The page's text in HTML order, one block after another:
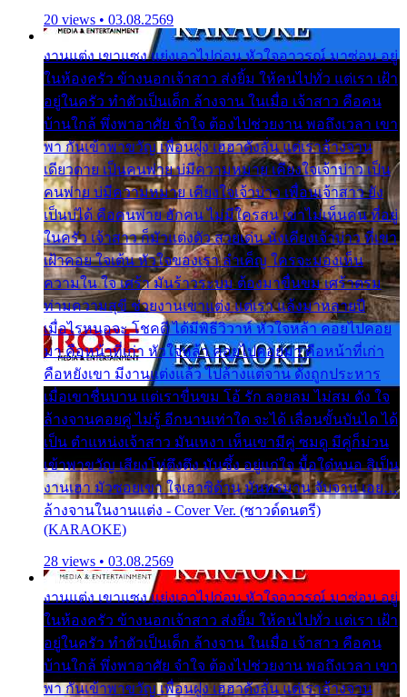
20 views • 03.08.2569
งานแต่ง เขาแซง แย่งเอาไปก่อน หัวใจอาวรณ์ มาซ่อน อยู่
ในห้องครัว ข้างนอกเจ้าสาว ส่งยิ้ม ให้คนไปทั่ว แต่เรา เฝ้า
อยู่ในครัว ทำตัวเป็นเด็ก ล้างจาน ในเมื่อ เจ้าสาว คือคน
บ้านใกล้ พึ่งพาอาศัย จำใจ ต้องไปช่วยงาน พอถึงเวลา เขา
พา กันเข้าพาขวัญ เพื่อนฝูง เฮฮาดังลั่น แต่เราล้างจาน
เดียวดาย เป็นคนพ่าย บ่มีความหมาย เคียงใจเจ้าบ่าว เป็น
คนพ่าย บ่มีความหมาย เคียงใจเจ้าบ่าว เพื่อนเจ้าสาว ยัง
เป็นบ่ได้ คือคนพ่าย ฮักคน ไม่มีใครสน เขาไม่เห็นคน ที่อยู่
ในครัว เจ้าสาว ก็มัวแต่งตัว สวยเด่น นั่งเคียงเจ้าบ่าว ที่เขา
เฝ้าคอย ใจเต้น หัวใจของเรา ลำเค็ญ ใครจะมองเห็น
ความใน ใจ เศร้า มันร้าวระบม ต้องมาขื่นขม เศร้าตรม
ท่ามความสุขี ช่วยงานเขาแต่ง แต่เรา แล้งมาหลายปี
เมื่อไรหนอจะ โชคดี ได้มีพิธีวิวาห์ หัวใจหล้า คอยไปคอย
มา คือหน้าที่เก่า หัวใจหล้า คอยไปคอยมา คือหน้าที่เก่า
คือหยังเขา มีงานแต่งแล้ว ไปล้างแต่จาน ดั่งถูกประหาร
เมื่อเขาชื่นบาน แต่เราขื่นขม โอ้ รัก ลอยลม ไม่สม ดัง ใจ
ล้างจานคอยคู่ ไม่รู้ อีกนานเท่าใด จะได้ เลื่อนขั้นบันได ได้
เป็น ตำแหน่งเจ้าสาว มันเหงา เห็นเขามีคู่ ซมดู มีคู่ก็ม่วน
เข้าพาขวัญ เสียงโห่ตึงตึง มันซึ้ง อยู่แก่ใจ มื้อใด๋หนอ สิเป็น
งานเฮา มัวซอยเขา ใจเฮาซิด้าน มันทรมาน จับจาน เอย…
ล้างจานในงานแต่ง - Cover Ver. (ซาวด์ดนตรี)
(KARAOKE)
28 views • 03.08.2569
งานแต่ง เขาแซง แย่งเอาไปก่อน หัวใจอาวรณ์ มาซ่อน อยู่
ในห้องครัว ข้างนอกเจ้าสาว ส่งยิ้ม ให้คนไปทั่ว แต่เรา เฝ้า
อยู่ในครัว ทำตัวเป็นเด็ก ล้างจาน ในเมื่อ เจ้าสาว คือคน
บ้านใกล้ พึ่งพาอาศัย จำใจ ต้องไปช่วยงาน พอถึงเวลา เขา
พา กันเข้าพาขวัญ เพื่อนฝูง เฮฮาดังลั่น แต่เราล้างจาน